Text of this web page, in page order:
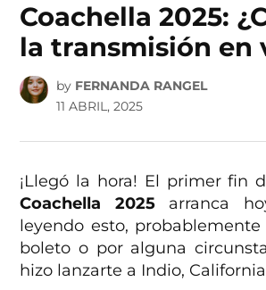
Coachella 2025:
la transmisión en
by FERNANDA RANGEL
11 ABRIL, 2025
¡Llegó la hora! El primer fin
Coachella 2025arranca
leyendo esto, probablemente
boleto o por alguna
hizo lanzarte a Indio,